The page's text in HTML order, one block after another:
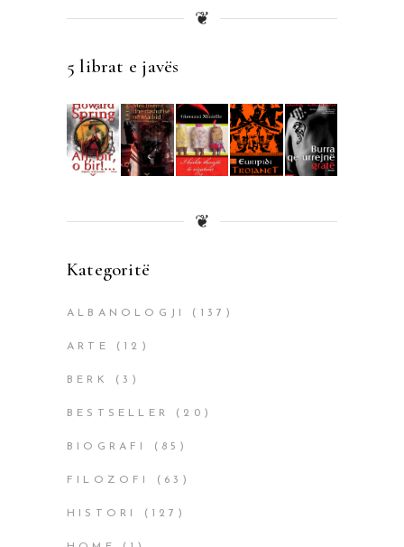
❦
5 librat e javës
❦
Kategoritë
ALBANOLOGJI (137)
ARTE (12)
BERK (3)
BESTSELLER (20)
BIOGRAFI (85)
FILOZOFI (63)
HISTORI (127)